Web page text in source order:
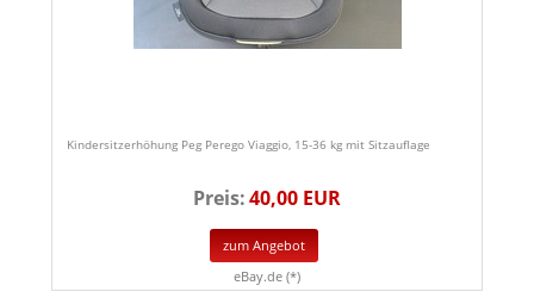
Kindersitzerhöhung Peg Perego Viaggio, 15-36 kg mit Sitzauflage
Preis:40,00 EUR
zum Angebot
eBay.de (*)